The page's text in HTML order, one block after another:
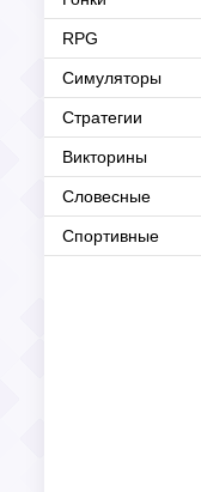
RPG
Симуляторы
Стратегии
Викторины
Словесные
Спортивные